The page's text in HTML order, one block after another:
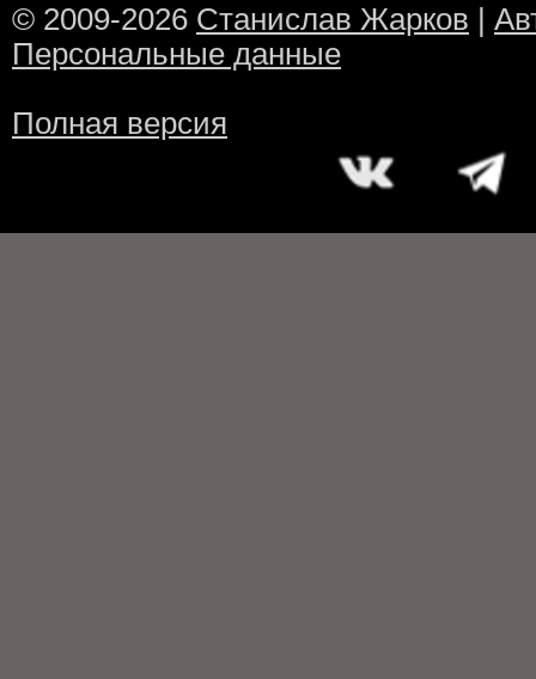
© 2009-2026 Станислав Жарков
Персональные данные
Полная версия